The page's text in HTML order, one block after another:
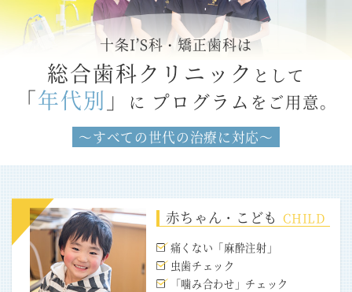
十条I’S科・矯正歯科は
総合歯科クリニック として
「年代別 」 に プログラム をご用意。
～すべての世代の治療に対応～
赤ちゃん・こども CHILD
痛くない「麻酔注射」
虫歯チェック
「噛み合わせ」チェック